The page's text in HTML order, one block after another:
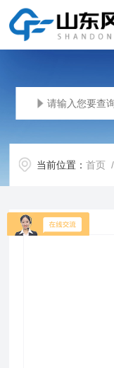
当前位置：首页 /